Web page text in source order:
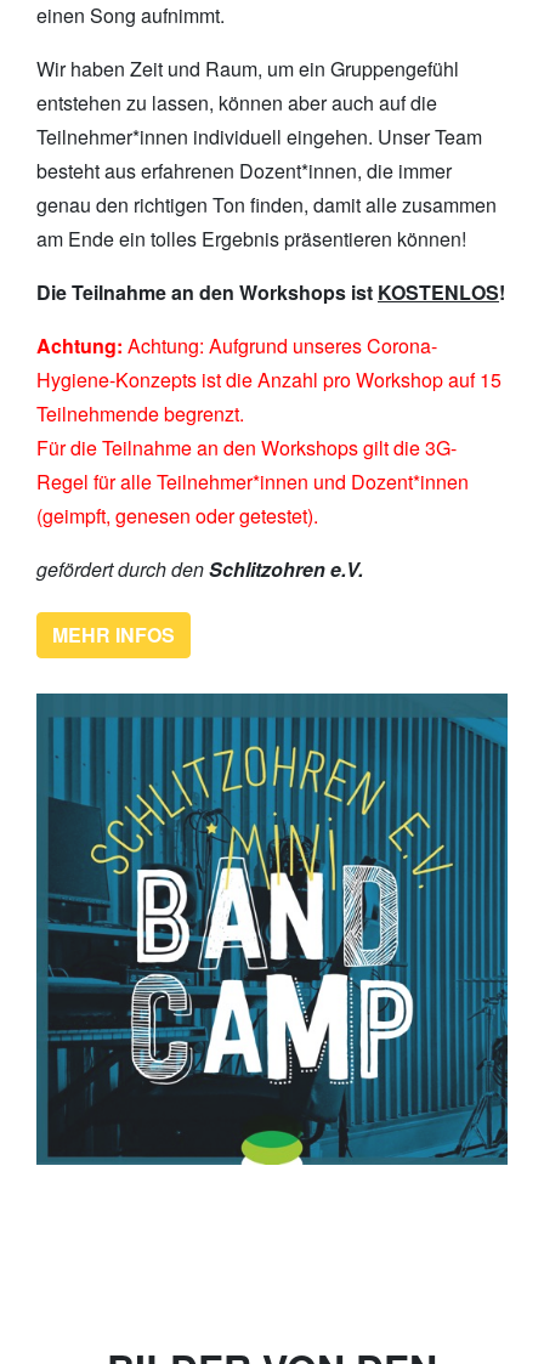
einen Song aufnimmt.
Wir haben Zeit und Raum, um ein Gruppengefühl
entstehen zu lassen, können aber auch auf die
Teilnehmer*innen individuell eingehen. Unser Team
besteht aus erfahrenen Dozent*innen, die immer
genau den richtigen Ton finden, damit alle zusammen
am Ende ein tolles Ergebnis präsentieren können!
Die Teilnahme an den Workshops ist KOSTENLOS!
Achtung: Achtung: Aufgrund unseres Corona-
Hygiene-Konzepts ist die Anzahl pro Workshop auf 15
Teilnehmende begrenzt.
Für die Teilnahme an den Workshops gilt die 3G-
Regel für alle Teilnehmer*innen und Dozent*innen
(geimpft, genesen oder getestet).
gefördert durch denSchlitzohren e.V.
MEHR INFOS